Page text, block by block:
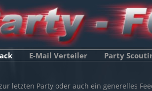
E-Mail Verteiler Party
letzten Party oder auch ein generelles